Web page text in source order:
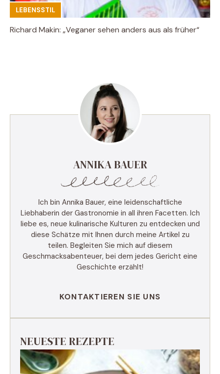
LEBENSSTIL
Richard Makin: „Veganer sehen anders aus als früher“
ANNIKA BAUER
Ich bin Annika Bauer, eine leidenschaftliche
Liebhaberin der Gastronomie in all ihren Facetten. Ich
liebe es, neue kulinarische Kulturen zu entdecken und
diese Schätze mit Ihnen durch meine Artikel zu
teilen. Begleiten Sie mich auf diesem
Geschmacksabenteuer, bei dem jedes Gericht eine
Geschichte erzählt!
KONTAKTIEREN SIE UNS
NEUESTE REZEPTE